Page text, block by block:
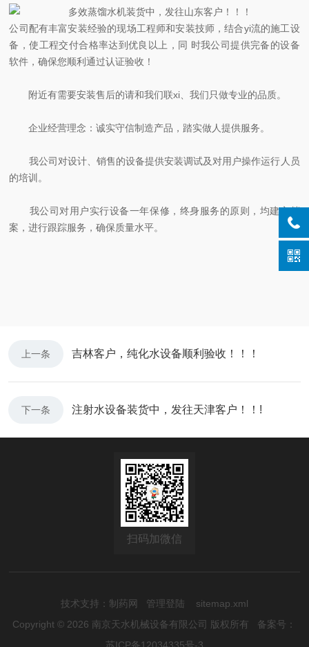
公司配有丰富安装经验的现场工程师和安装技师，结合yi流的施工设
备，使工程交付合格率达到优良以上，同 时我公司提供完备的设备
软件，确保您顺利通过认证验收！
附近有需要安装售后的请和我们联xi、我们只做专业的品质。
企业经营理念：诚实守信制造产品，踏实做人提供服务。
我公司对设计、销售的设备提供安装调试及对用户操作运行人员
的培训。
我公司对用户实行设备一年保修，终身服务的原则，均建立档
案，进行跟踪服务，确保质量水平。
上一条 吉林客户，纯化水设备顺利验收！！！
下一条 注射水设备装货中，发往天津客户！！!
扫码加微信
技术支持： 制药网 管理登陆
sitemap.xml
Copyright © 2026 南京天水机械设备有限公司 版权所有 备案号：